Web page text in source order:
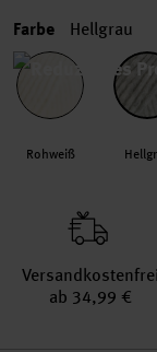
Farbe Hellgrau
Rohweiß
Versand­kosten­frei
ab 34,99 €